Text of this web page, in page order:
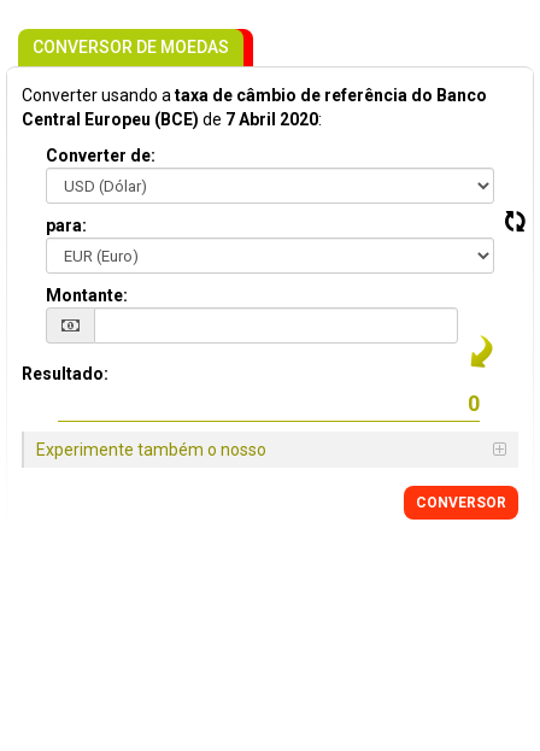
CONVERSOR DE MOEDAS
Converter usando a taxa de câmbio de referência do Banco
Central Europeu (BCE) de 7 Abril 2020:
Converter de:
para:
Montante:
Resultado:
Experimente também o nosso
CONVERSOR